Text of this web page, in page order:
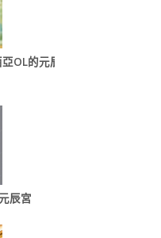
OL的元辰
辰宮